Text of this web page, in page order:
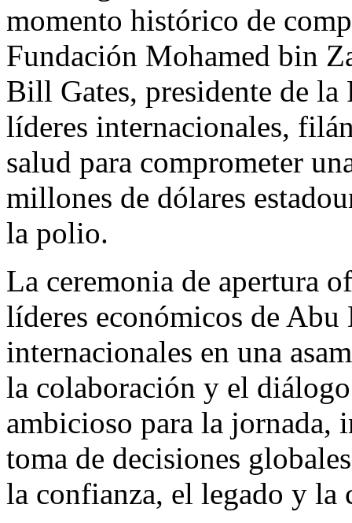
momento histórico de
Fundación Mohamed bin
Bill Gates, presidente de la
líderes internacionales,
salud para comprometer
millones de dólares
la polio.
La ceremonia de apertura
líderes económicos de Abu
internacionales en una
la colaboración y el
ambicioso para la jornada,
toma de decisiones
la confianza, el legado y la